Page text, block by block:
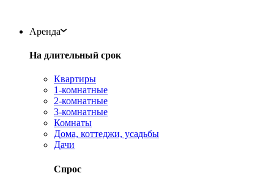
Аренда
На длительный срок
Квартиры
1-комнатные
2-комнатные
3-комнатные
Комнаты
Дома, коттеджи, усадьбы
Дачи
Спрос